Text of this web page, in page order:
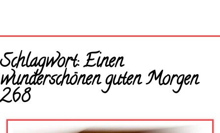
Startseite
Neue Bilder
Schlagwort:Einen
wunderschönen guten Morgen
268